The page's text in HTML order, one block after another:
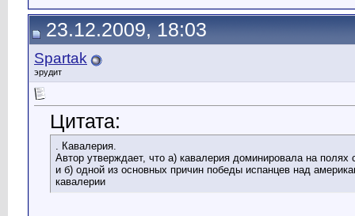
23.12.2009, 18:03
Spartak
эрудит
Цитата:
. Кавалерия.
Автор утверждает, что а) кавалерия доминировала на
и б) одной из основных причин победы испанцев над
кавалерии